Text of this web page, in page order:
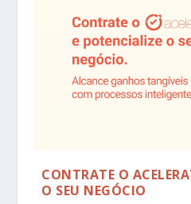
CONTRATE O
O SEU NEGÓCIO